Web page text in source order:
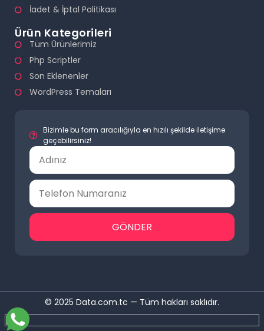
İadet & İptal Politikası
Ürün Kategorileri
Tüm Ürünlerimiz
Php Scriptler
Son Eklenenler
WordPress Temaları
Bizimle bu form aracılığıyla en hızılı şekilde iletişime
geçebilirsiniz!
GÖNDER
© 2025 Data.com.tc — Tüm hakları saklıdır.